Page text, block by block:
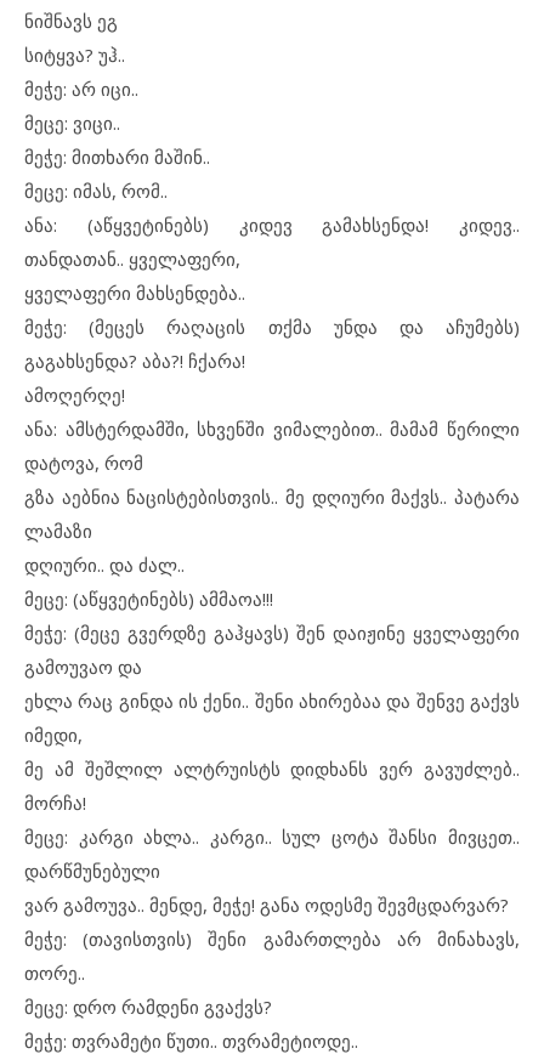
ნიშნავს ეგ
სიტყვა? უჰ..
მეჭე: არ იცი..
მეცე: ვიცი..
მეჭე: მითხარი მაშინ..
მეცე: იმას, რომ..
ანა: (აწყვეტინებს) კიდევ გამახსენდა! კიდევ..
თანდათან.. ყველაფერი,
ყველაფერი მახსენდება..
მეჭე: (მეცეს რაღაცის თქმა უნდა და აჩუმებს)
გაგახსენდა? აბა?! ჩქარა!
ამოღერღე!
ანა: ამსტერდამში, სხვენში ვიმალებით.. მამამ წერილი
დატოვა, რომ
გზა აებნია ნაცისტებისთვის.. მე დღიური მაქვს.. პატარა
ლამაზი
დღიური.. და ძალ..
მეცე: (აწყვეტინებს) ამმაოა!!!
მეჭე: (მეცე გვერდზე გაჰყავს) შენ დაიჟინე ყველაფერი
გამოუვაო და
ეხლა რაც გინდა ის ქენი.. შენი ახირებაა და შენვე გაქვს
იმედი,
მე ამ შეშლილ ალტრუისტს დიდხანს ვერ გავუძლებ..
მორჩა!
მეცე: კარგი ახლა.. კარგი.. სულ ცოტა შანსი მივცეთ..
დარწმუნებული
ვარ გამოუვა.. მენდე, მეჭე! განა ოდესმე შევმცდარვარ?
მეჭე: (თავისთვის) შენი გამართლება არ მინახავს,
თორე..
მეცე: დრო რამდენი გვაქვს?
მეჭე: თვრამეტი წუთი.. თვრამეტიოდე..